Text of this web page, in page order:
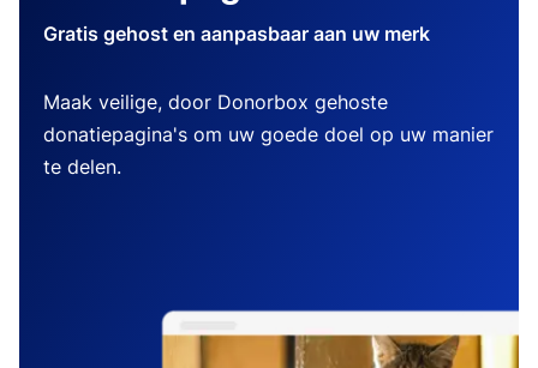
Gratis gehost en aanpasbaar aan uw merk
Maak veilige, door Donorbox gehoste
donatiepagina's om uw goede doel op uw manier
te delen.